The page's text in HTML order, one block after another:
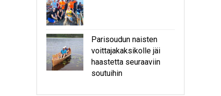
Parisoudun naisten
voittajakaksikolle jäi
haastetta seuraaviin
soutuihin